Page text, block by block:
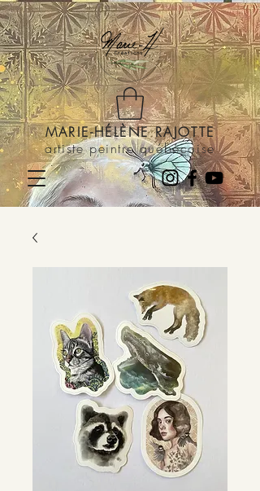
MARIE-HÉLÈNE RAJOTTE
artiste peintre québécoise